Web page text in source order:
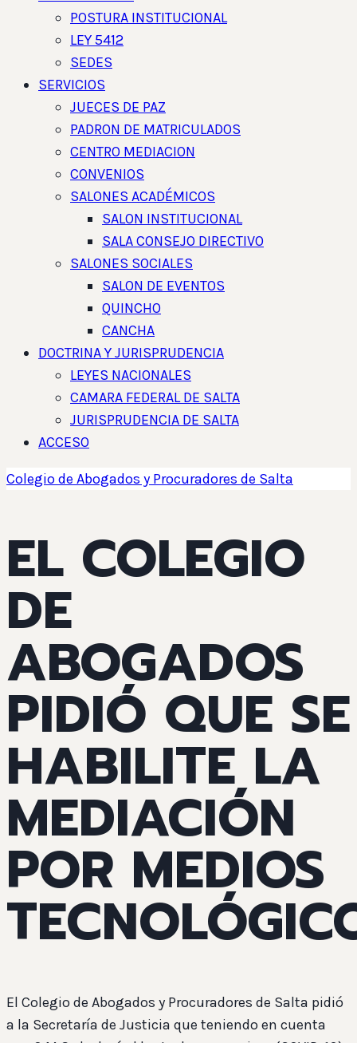
POSTURA INSTITUCIONAL
LEY 5412
SEDES
SERVICIOS
JUECES DE PAZ
PADRON DE MATRICULADOS
CENTRO MEDIACION
CONVENIOS
SALONES ACADÉMICOS
SALON INSTITUCIONAL
SALA CONSEJO DIRECTIVO
SALONES SOCIALES
SALON DE EVENTOS
QUINCHO
CANCHA
DOCTRINA Y JURISPRUDENCIA
LEYES NACIONALES
CAMARA FEDERAL DE SALTA
JURISPRUDENCIA DE SALTA
ACCESO
Colegio de Abogados y Procuradores de Salta
EL COLEGIO
DE
ABOGADOS
PIDIÓ QUE SE
HABILITE LA
MEDIACIÓN
POR MEDIOS
El Colegio de Abogados y Procuradores de Salta pidió
a la Secretaría de Justicia que teniendo en cuenta